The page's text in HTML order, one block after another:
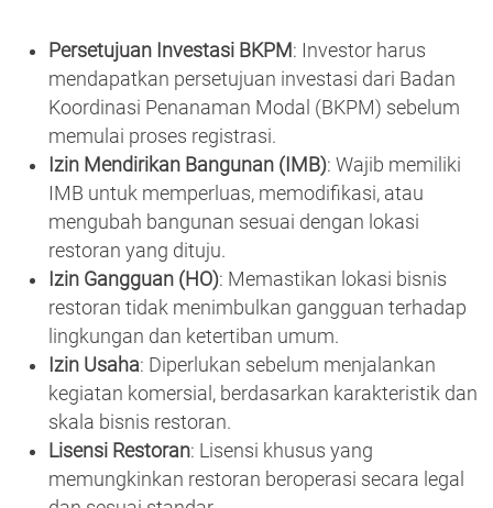
Persetujuan Investasi BKPM: Investor harus
mendapatkan persetujuan investasi dari Badan
Koordinasi Penanaman Modal (BKPM) sebelum
memulai proses registrasi.
Izin Mendirikan Bangunan (IMB): Wajib memiliki
IMB untuk memperluas, memodifikasi, atau
mengubah bangunan sesuai dengan lokasi
restoran yang dituju.
Izin Gangguan (HO): Memastikan lokasi bisnis
restoran tidak menimbulkan gangguan terhadap
lingkungan dan ketertiban umum.
Izin Usaha: Diperlukan sebelum menjalankan
kegiatan komersial, berdasarkan karakteristik dan
skala bisnis restoran.
Lisensi Restoran: Lisensi khusus yang
memungkinkan restoran beroperasi secara legal